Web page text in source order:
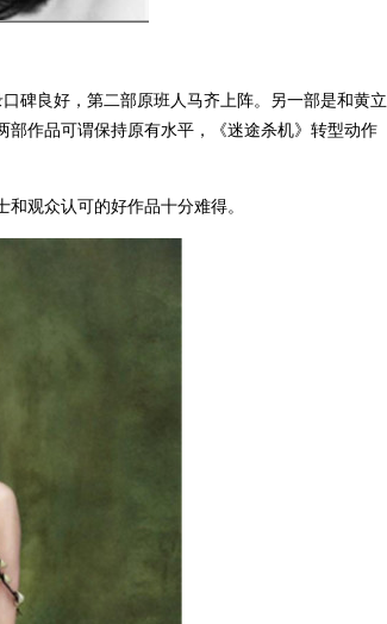
碑良好，第二部原班人马齐上阵。另一部是和黄立
作品可谓保持原有水平，《迷途杀机》转型动作
观众认可的好作品十分难得。